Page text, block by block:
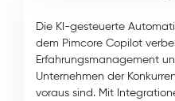
Die KI-gesteuerte
dem Pimcore Copilot
Erfahrungsmanagement
Unternehmen der
voraus sind. Mit